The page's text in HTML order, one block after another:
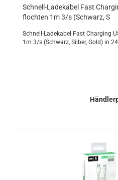
Schnell-​​La­de­ka­bel Fast
floch­ten 1m 3/s (Schwarz, S
Schnell-​Ladekabel Fast Char­ging
1m 3/s (Schwarz, Sil­ber, Gold) in